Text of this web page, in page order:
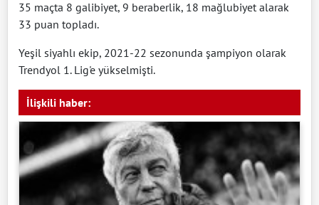
35 maçta 8 galibiyet, 9 beraberlik, 18 mağlubiyet alarak
33 puan topladı.
Yeşil siyahlı ekip, 2021-22 sezonunda şampiyon olarak
Trendyol 1. Lig'e yükselmişti.
İlişkili haber: